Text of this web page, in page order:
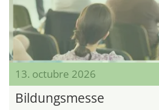
13. octubre 2026
Bildungsmesse